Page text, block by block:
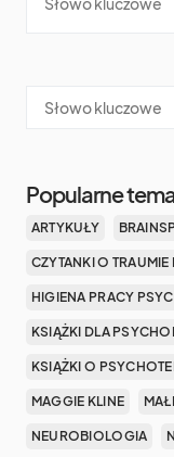
Popularne
ARTYKUŁY
CZYTANKI O TRAUMIE
HIGIENA PRACY
KSIĄŻKI DLA
KSIĄŻKI O
MAGGIE KLINE
NEUROBIOLOGIA